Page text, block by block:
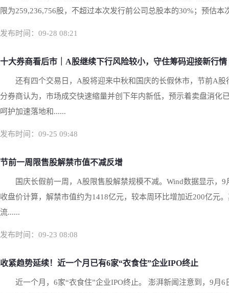
限为259,236,756股，不超过本次发行前公司总股本的30%；预估
发布时间：09-28 08:21
十大券商看后市｜A股继续下行风险较小，守住筹码迎接新行情
还有四个交易日，A股将迎来中秋和国庆的长假休市，节前A
分券商认为，市场成交快速缩量并创下年内新低，预示着卖盘消化
呵护加速落地和......
发布时间：09-25 09:48
节前一周限售股解禁市值不减反增
国庆长假前一周，A股限售股解禁规模不减。Wind数据显示，
收盘价计算，解禁市值约为1418亿元，较本周环比增加近200亿元
流......
发布时间：09-23 08:08
收紧趋势延续！近一个月已有6家“衣食住”企业IPO终止
近一个月，6家“衣食住”企业IPO终止。 澎湃新闻注意到，9月